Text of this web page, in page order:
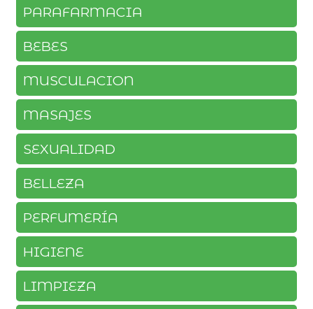
PARAFARMACIA
BEBES
MUSCULACION
MASAJES
SEXUALIDAD
BELLEZA
PERFUMERÍA
HIGIENE
LIMPIEZA